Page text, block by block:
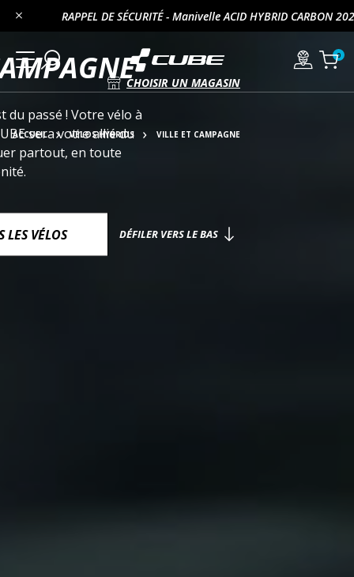
RAPPEL DE SÉCURITÉ - Manivelle ACID HYBRID CARBON
CHOISIR UN MAGASIN
ACCUEIL VÉLOS HYBRIDS VILLE ET CAMPAGNE
du passé ! Votre vélo à
sera votre allié du
partout, en toute
LES VÉLOS DÉFILER VERS LE BAS